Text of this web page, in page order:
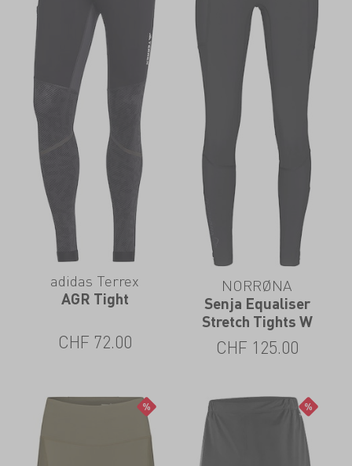
adidas Terrex
AGR Tight
CHF 72.00
NORRØNA
Senja Equaliser
Stretch Tights W
CHF 125.00